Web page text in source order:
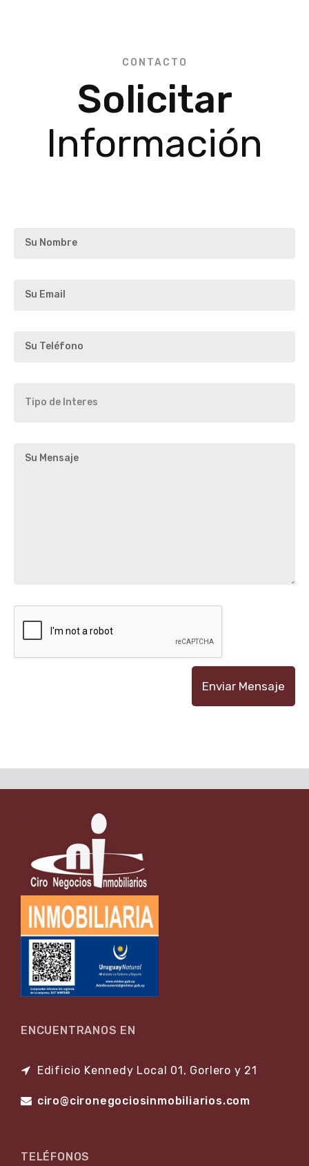
CONTACTO
Solicitar
Información
Enviar Mensaje
ENCUENTRANOS EN
Edificio Kennedy Local 01, Gorlero y 21
ciro@cironegociosinmobiliarios.com
TELÉFONOS